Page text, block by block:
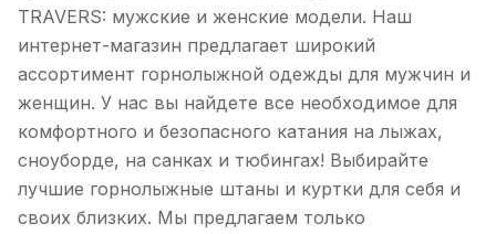
TRAVERS: мужские и женские модели. Наш
интернет-магазин предлагает широкий
ассортимент горнолыжной одежды для мужчин и
женщин. У нас вы найдете все необходимое для
комфортного и безопасного катания на лыжах,
сноуборде, на санках и тюбингах! Выбирайте
лучшие горнолыжные штаны и куртки для себя и
своих близких. Мы предлагаем только